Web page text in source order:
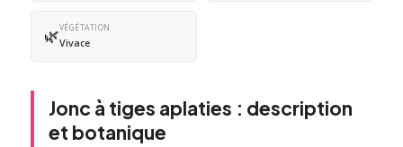
🌿VÉGÉTATION
Vivace
Jonc à tiges aplaties : description
et botanique